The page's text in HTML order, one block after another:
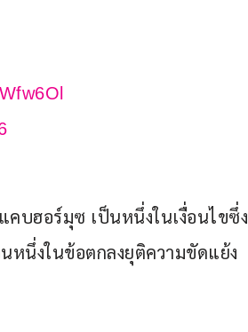
คบฮอร์มุซ เป็นหนึ่งในเงื่อนไขซึ่ง
หนึ่งในข้อตกลงยุติความขัดแย้ง